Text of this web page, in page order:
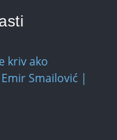
kriv ako
Smailović |